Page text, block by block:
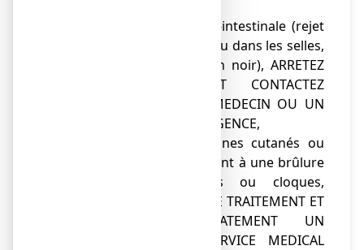
● d'hémorragie gastro-intestinale (rejet
de sang par la bouche ou dans les selles,
coloration des selles en noir), ARRETEZ
LE TRAITEMENT ET CONTACTEZ
IMMEDIATEMENT UN MEDECIN OU UN
SERVICE MEDICAL D'URGENCE,
● d'apparitions de signes cutanés ou
muqueux qui ressemblent à une brûlure
(rougeur avec bulles ou cloques,
ulcérations), ARRETEZ LE TRAITEMENT ET
CONTACTEZ IMMEDIATEMENT UN
MEDECIN OU UN SERVICE MEDICAL